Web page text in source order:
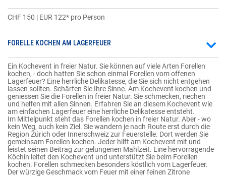
CHF 150 | EUR 122* pro Person
FORELLE KOCHEN AM LAGERFEUER
Ein Kochevent in freier Natur. Sie können auf viele Arten Forellen
kochen, - doch hatten Sie schon einmal Forellen vom offenen
Lagerfeuer? Eine herrliche Delikatesse, die Sie sich nicht entgehen
lassen sollten. Schärfen Sie Ihre Sinne. Am Kochevent kochen und
geniessen Sie die Forellen in freier Natur. Sie schmecken, riechen
und helfen mit allen Sinnen. Erfahren Sie an diesem Kochevent wie
am einfachen Lagerfeuer eine herrliche Delikatesse entsteht.
Im Mittelpunkt steht das Forellen kochen in freier Natur. Aber - wo
kein Weg, auch kein Ziel. Sie wandern je nach Route erst durch die
Region Zürich oder Innerschweiz zur Feuerstelle. Dort werden Sie
gemeinsam Forellen kochen. Jeder hilft am Kochevent mit und
leistet seinen Beitrag zur gelungenen Mahlzeit. Eine hervorragende
Köchin leitet den Kochevent und unterstützt Sie beim Forellen
kochen. Forellen schmecken besonders köstlich vom Lagerfeuer.
Der würzige Geschmack vom Feuer mit einer feinen Zitrone